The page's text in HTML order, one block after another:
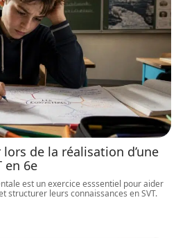
de la réalisation d’une
en 6e
est un exercice esssentiel pour aider
structurer leurs connaissances en SVT.